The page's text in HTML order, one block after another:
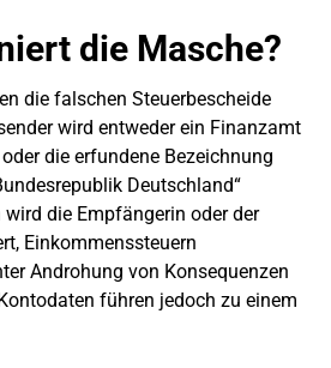
die Masche?
die falschen Steuerbescheide
wird entweder ein Finanzamt
die erfundene Bezeichnung
Deutschland“
die Empfängerin oder der
Einkommenssteuern
Androhung von Konsequenzen
führen jedoch zu einem